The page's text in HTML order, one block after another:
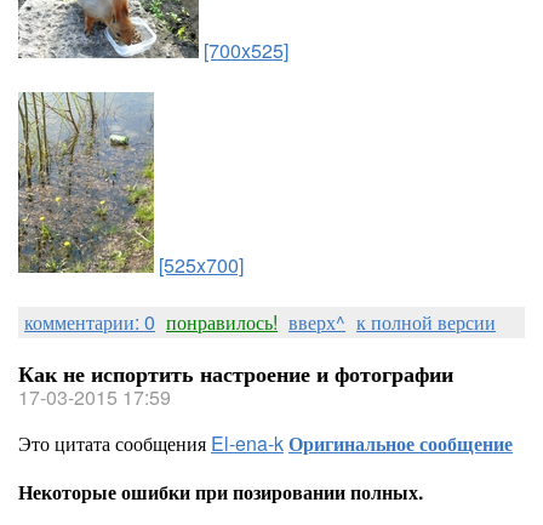
[700x525]
[525x700]
комментарии: 0 понравилось! вверх^ к полной версии
Как не испортить настроение и фотографии
17-03-2015 17:59
Это цитата сообщения El-ena-kОригинальное сообщение
Некоторые ошибки при позировании полных.